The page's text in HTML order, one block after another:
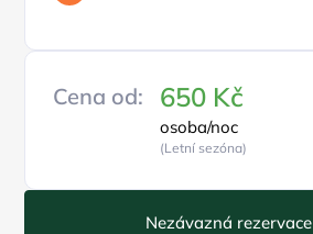
Cena od: 650 Kč
osoba/noc
(Letní sezóna)
Nezávazná rezervace